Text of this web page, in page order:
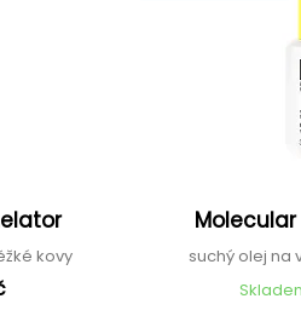
kovy
Molecular
suchý olej na